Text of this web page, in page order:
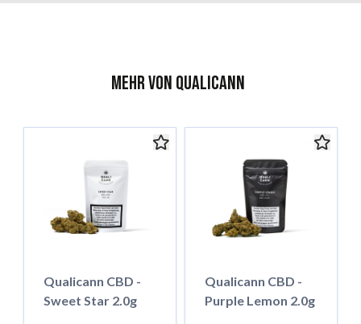
Mehr von Qualicann
Qualicann CBD -
Sweet Star 2.0g
Qualicann CBD -
Purple Lemon 2.0g